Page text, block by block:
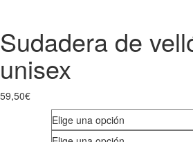
Sudadera de
unisex
59,50€